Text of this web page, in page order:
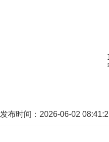
发布时间：2026-06-02